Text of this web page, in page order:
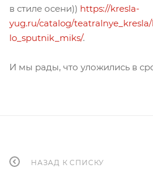
в стиле осени)) https://kresla-
yug.ru/catalog/
lo_sputnik_miks/.
И мы рады, что уложились в
НАЗАД К СПИСКУ